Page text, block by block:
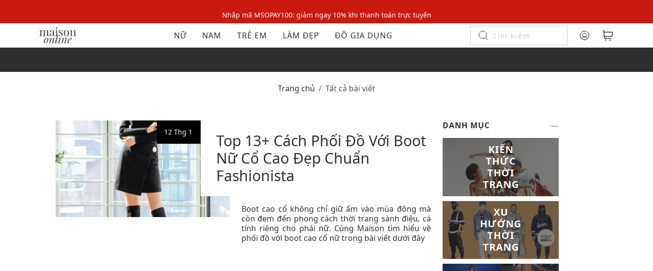
Nhập mã MSOPAY100: giảm ngay 10% khi thanh toán trực tuyến
Nhập mã: MSOXINCHAO - Giảm 10% đơn đầu cho thành viên mới!
Nhập mã MSOPAY100: giảm ngay 10% khi thanh toán trực tuyến
NỮ NAM TRẺ EM LÀM ĐẸP ĐỒ GIA DỤNG
Trang chủ Tất cả bài viết
12 Thg 1
Top 13+ Cách Phối Đồ Với Boot
Nữ Cổ Cao Đẹp Chuẩn
Fashionista
Boot cao cổ không chỉ giữ ấm vào mùa đông mà
còn đem đến phong cách thời trang sành điệu, cá
tính riêng cho phái nữ. Cùng Maison tìm hiểu về
phối đồ với boot cao cổ nữ trong bài viết dưới đây
DANH MỤC
KIẾN
THỨC
THỜI
TRANG
XU
HƯỚNG
THỜI
TRANG